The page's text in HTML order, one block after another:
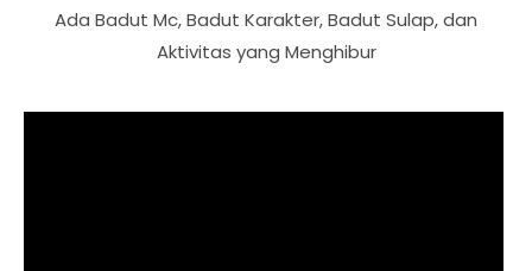
Ada Badut Mc, Badut Karakter, Badut Sulap, dan
Aktivitas yang Menghibur